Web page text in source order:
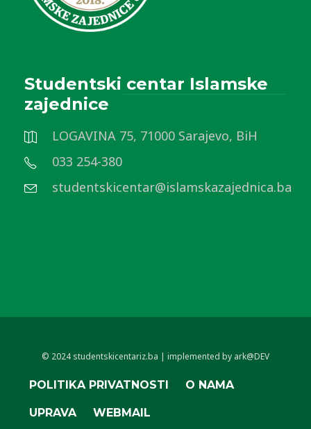
Studentski centar Islamske
zajednice
LOGAVINA 75, 71000 Sarajevo, BiH
033 254-380
studentskicentar@islamskazajednica.ba
© 2024 studentskicentariz.ba | implemented by ark@DEV
POLITIKA PRIVATNOSTI O NAMA
UPRAVA WEBMAIL